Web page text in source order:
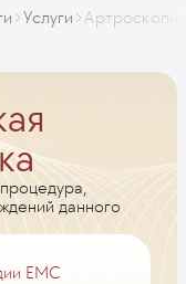
Услуги
данного
EMC